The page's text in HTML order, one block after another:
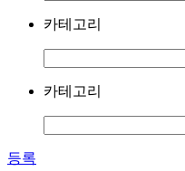
카테고리
카테고리
등록